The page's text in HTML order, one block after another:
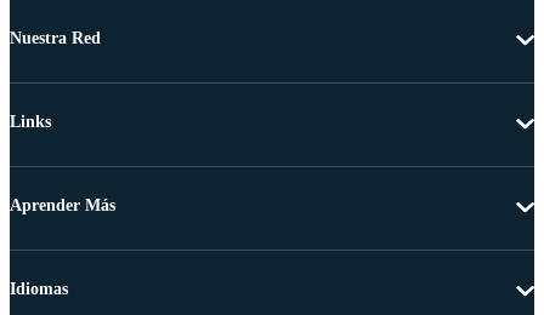
Nuestra Red
Links
Aprender Más
Idiomas